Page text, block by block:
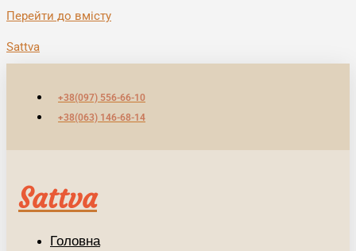
Перейти до вмісту
Sattva
+38(097) 556-66-10
+38(063) 146-68-14
Sattva
Головна